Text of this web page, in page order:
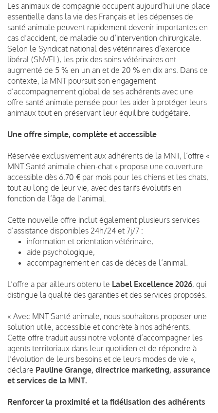
Les animaux de compagnie occupent aujourd’hui une place
essentielle dans la vie des Français et les dépenses de
santé animale peuvent rapidement devenir importantes en
cas d’accident, de maladie ou d’intervention chirurgicale.
Selon le Syndicat national des vétérinaires d’exercice
libéral (SNVEL), les prix des soins vétérinaires ont
augmenté de 5 % en un an et de 20 % en dix ans. Dans ce
contexte, la MNT poursuit son engagement
d’accompagnement global de ses adhérents avec une
offre santé animale pensée pour les aider à protéger leurs
animaux tout en préservant leur équilibre budgétaire.
Une offre simple, complète et accessible
Réservée exclusivement aux adhérents de la MNT, l’offre «
MNT Santé animale chien-chat » propose une couverture
accessible dès 6,70 € par mois pour les chiens et les chats,
tout au long de leur vie, avec des tarifs évolutifs en
fonction de l’âge de l’animal.
Cette nouvelle offre inclut également plusieurs services
d’assistance disponibles 24h/24 et 7j/7 :
information et orientation vétérinaire,
aide psychologique,
accompagnement en cas de décès de l’animal.
L’offre a par ailleurs obtenu le Label Excellence 2026, qui
distingue la qualité des garanties et des services proposés.
« Avec MNT Santé animale, nous souhaitons proposer une
solution utile, accessible et concrète à nos adhérents.
Cette offre traduit aussi notre volonté d’accompagner les
agents territoriaux dans leur quotidien et de répondre à
l’évolution de leurs besoins et de leurs modes de vie »,
déclare Pauline Grange, directrice marketing, assurance
et services de la MNT.
Renforcer la proximité et la fidélisation des adhérents